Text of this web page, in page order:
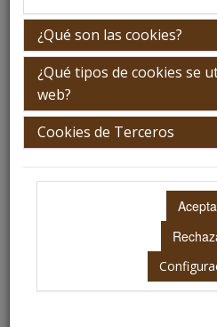
¿Qué son las cookies?
¿Qué tipos de cookies se
web?
Cookies de Terceros
Plantilla
Plantillas